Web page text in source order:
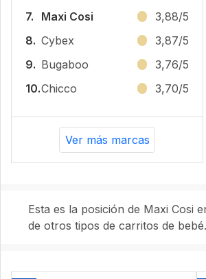
7.
Maxi Cosi
3,88/5
8. Cybex
3,87/5
9. Bugaboo
3,76/5
10.Chicco 3,70/5
Ver más marcas
Esta es la posición de Maxi Cosi
de otros tipos de carritos de bebé.